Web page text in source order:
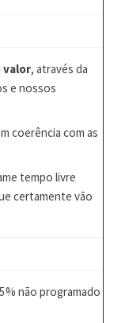
valor, através da
e nossos
coerência com as
tempo livre
certamente vão
não programado